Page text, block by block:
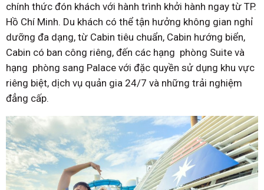
chính thức đón khách với hành trình khởi hành ngay từ TP.
Hồ Chí Minh. Du khách có thể tận hưởng không gian nghỉ
dưỡng đa dạng, từ Cabin tiêu chuẩn, Cabin hướng biển,
Cabin có ban công riêng, đến các hạng phòng Suite và
hạng phòng sang Palace với đặc quyền sử dụng khu vực
riêng biệt, dịch vụ quản gia 24/7 và những trải nghiệm
đẳng cấp.